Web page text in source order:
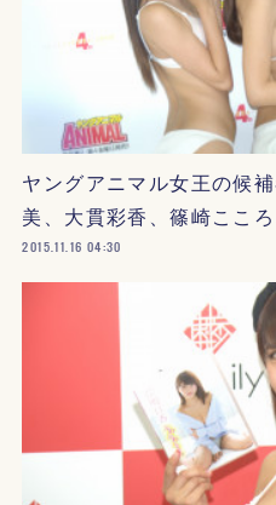
ヤングアニマル女王の候
美、大貫彩香、篠崎ここ
2015.11.16 04:30